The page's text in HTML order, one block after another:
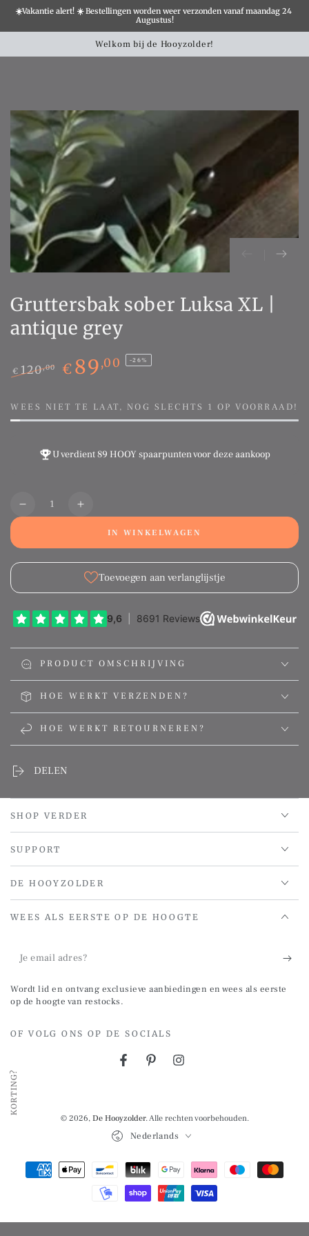
☀️Vakantie alert! ☀️ Bestellingen worden weer verzonden vanaf maandag 24
Augustus!
MISSING:Welkom bij de Hooyzolder!
MISSING:
Gruttersbak sober Luksa XL |
antique grey
€ 120,00 € 89,00 –26%
WEES NIET TE LAAT, NOG SLECHTS 1 OP VOORRAAD!
U verdient89 HOOY spaarpuntenvoor deze aankoop
Aantal
Translation
nl.products.product.quantity.decrease
Translation
nl.products.product.quantity.increase
IN WINKELWAGEN
Toevoegen aan verlanglijstje
PRODUCT OMSCHRIJVING
HOE WERKT VERZENDEN?
HOE WERKT RETOURNEREN?
DELEN
SHOP VERDER
SUPPORT
DE HOOYZOLDER
WEES ALS EERSTE OP DE HOOGTE
adres?
Wordt lid en ontvang exclusieve aanbiedingen en wees als eerste
op de hoogte van restocks.
OF VOLG ONS OP DE SOCIALS
FacebookPinterestInstagram
© 2026, De Hooyzolder. Alle rechten voorbehouden.
Nederlands
Betalingsmethoden
KORTING?